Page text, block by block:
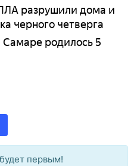
разрушили дома и
черного четверга
родилось 5
первым!